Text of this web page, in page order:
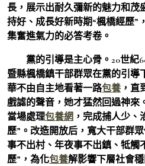
長，展示出耐久彌新的魅力和茂
持好、成長好新時期“楓橋經歷”
集奮進氣力的必答考卷。
黨的引導是主心骨。20世紀
暨縣楓橋鎮干部群眾在黨的引導
華不由自主地看著一路包養 ，直
戲謔的聲音，她才猛然回過神來
當場處理包養網 ，完成捕人少、
歷”。改造開放后，寬大干部群
事不出村、年夜事不出鎮、牴觸
歷”，為化包養解影響下層社會